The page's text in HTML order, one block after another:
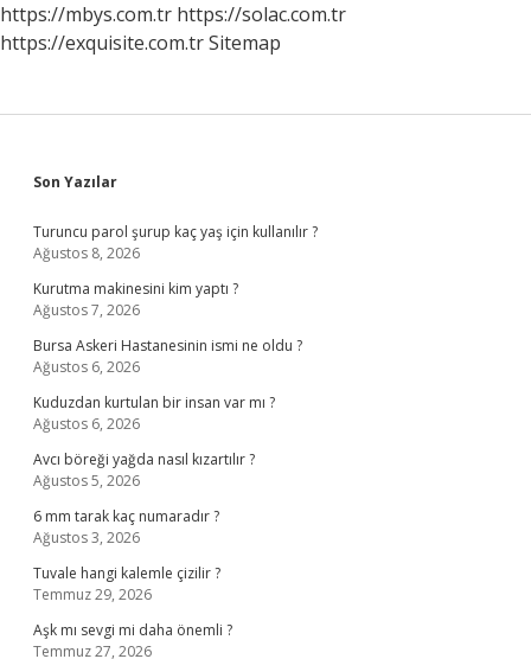
Uygundur
https://mbys.com.tr https://solac.com.tr
https://exquisite.com.trSitemap
Sidebar
Son Yazılar
Turuncu parol şurup kaç yaş için kullanılır ?
Ağustos 8, 2026
Kurutma makinesini kim yaptı ?
Ağustos 7, 2026
Bursa Askeri Hastanesinin ismi ne oldu ?
Ağustos 6, 2026
Kuduzdan kurtulan bir insan var mı ?
Ağustos 6, 2026
Avcı böreği yağda nasıl kızartılır ?
Ağustos 5, 2026
6 mm tarak kaç numaradır ?
Ağustos 3, 2026
Tuvale hangi kalemle çizilir ?
Temmuz 29, 2026
Aşk mı sevgi mi daha önemli ?
Temmuz 27, 2026